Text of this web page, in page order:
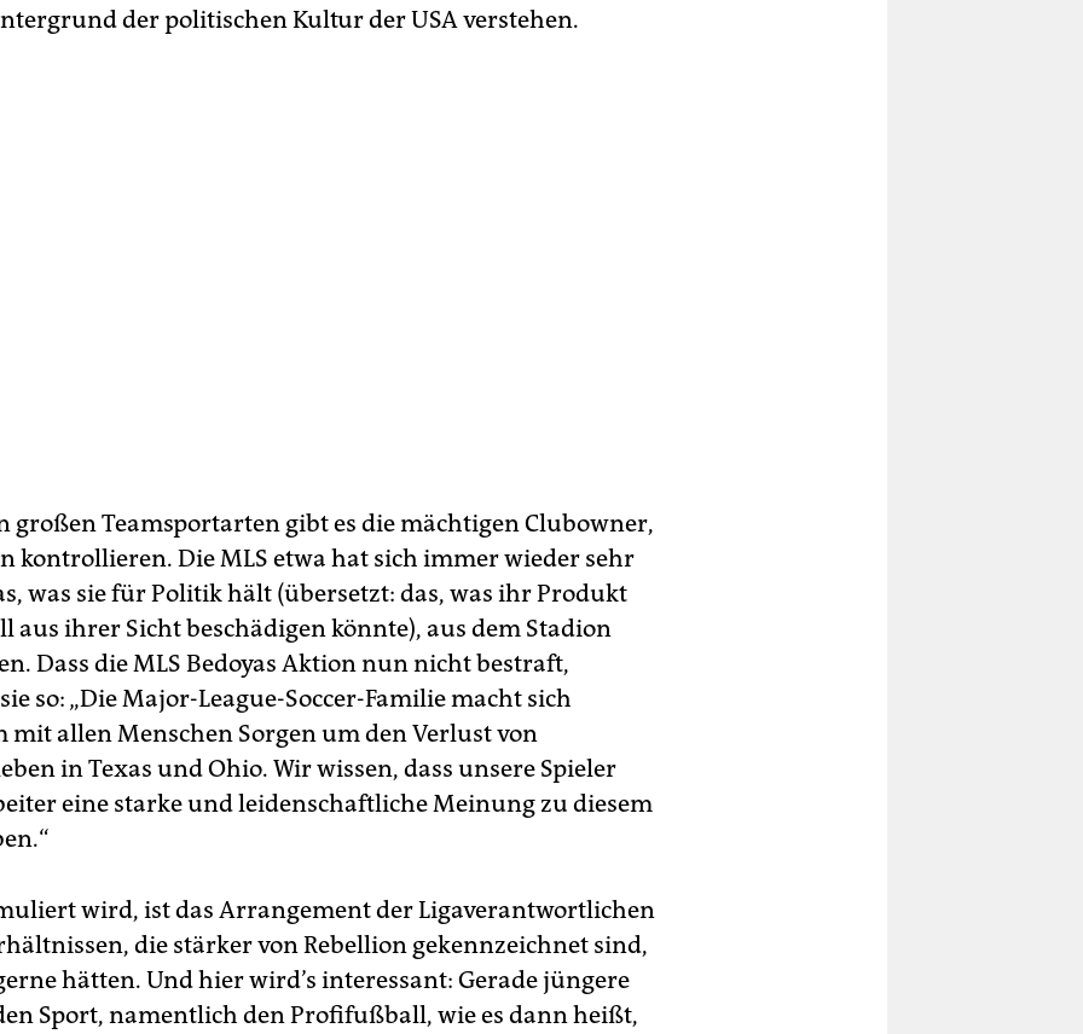
der politischen Kultur der USA verstehen.
großen Teamsportarten gibt es die mächtigen Clubowner,
kontrollieren. Die MLS etwa hat sich immer wieder sehr
was sie für Politik hält (übersetzt: das, was ihr Produkt
aus ihrer Sicht beschädigen könnte), aus dem Stadion
Dass die MLS Bedoyas Aktion nun nicht bestraft,
so: „Die Major-League-Soccer-Familie macht sich
mit allen Menschen Sorgen um den Verlust von
in Texas und Ohio. Wir wissen, dass unsere Spieler
eine starke und leidenschaftliche Meinung zu diesem
wird, ist das Arrangement der Ligaverantwortlichen
die stärker von Rebellion gekennzeichnet sind,
hätten. Und hier wird’s interessant: Gerade jüngere
Sport, namentlich den Profifußball, wie es dann heißt,